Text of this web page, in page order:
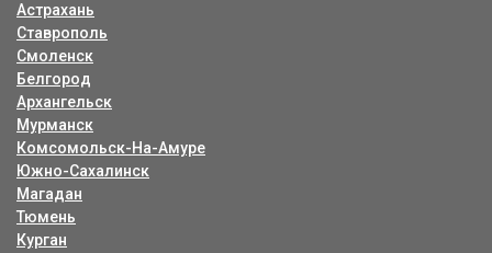
Астрахань
Ставрополь
Смоленск
Белгород
Архангельск
Мурманск
Комсомольск-На-Амуре
Южно-Сахалинск
Магадан
Тюмень
Курган